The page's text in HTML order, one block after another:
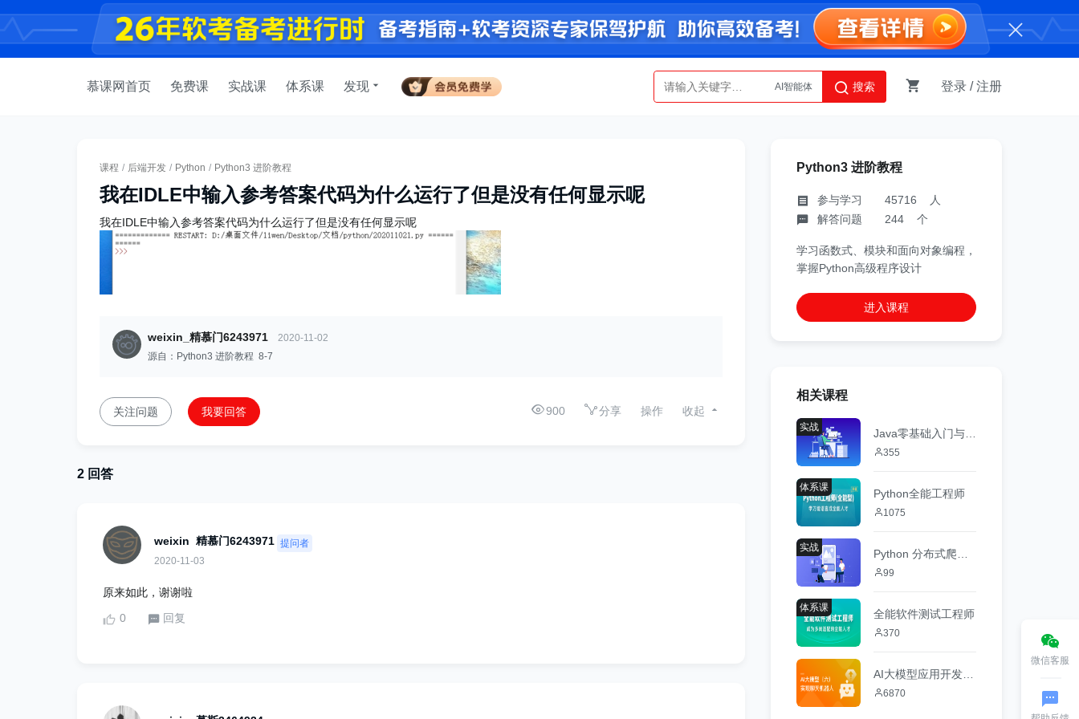
慕课网首页 免费课 实战课 体系课 发现
AI智能体
Python
搜索 登录 /注册
课程 / 后端开发 / Python / Python3 进阶教程
我在IDLE中输入参考答案代码为什么运行了但是没有任何显示呢
我在IDLE中输入参考答案代码为什么运行了但是没有任何显示呢
weixin_精慕门6243971
2020-11-02
源自：Python3 进阶教程 8-7
关注问题 我要回答 900 分享 操作 收起
2 回答
weixin_精慕门6243971 提问者
2020-11-03
原来如此，谢谢啦
0
回复
Python3 进阶教程
参与学习 45716 人
解答问题 244 个
学习函数式、模块和面向对象编程，
掌握Python高级程序设计
进入课程
相关课程
实战
355
体系课 Python全能工程师
1075
实战
99
体系课 全能软件测试工程师
370
6870
微信客服